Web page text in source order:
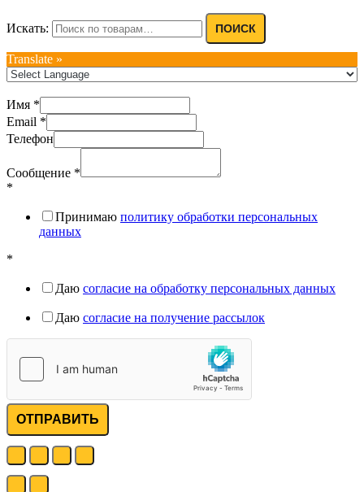
Искать: ПОИСК
Translate »
Имя *
Email *
Телефон
Сообщение *
*
Принимаю политику обработки персональных
данных
*
Даю согласие на обработку персональных данных
Даю согласие на получение рассылок
ОТПРАВИТЬ